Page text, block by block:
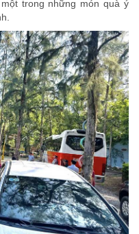
trong những món quà ý